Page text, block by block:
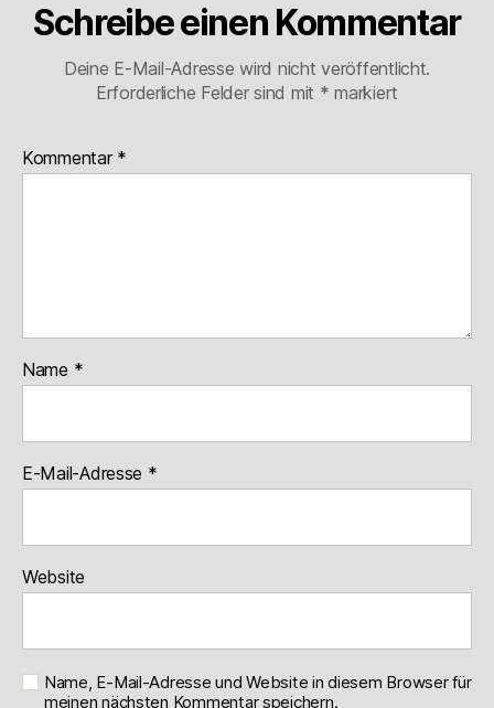
Schreibe einen Kommentar
Deine E-Mail-Adresse wird nicht veröffentlicht.
Erforderliche Felder sind mit * markiert
Kommentar *
Name *
E-Mail-Adresse *
Website
Name, E-Mail-Adresse und Website in diesem Browser für
meinen nächsten Kommentar speichern.